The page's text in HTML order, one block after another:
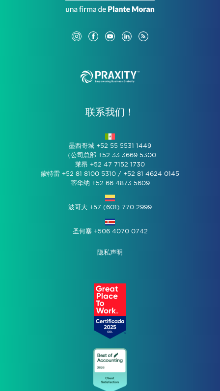
联系我们！
墨西哥城 +52 55 5531 1449
（公司总部 +52 33 3669 5300
莱昂 +52 47 7152 1730
蒙特雷 +52 81 8100 5310 / +52 81 4624 0145
蒂华纳 +52 66 4873 5609
波哥大 +57 (601) 770 2999
圣何塞 +506 4070 0742
隐私声明